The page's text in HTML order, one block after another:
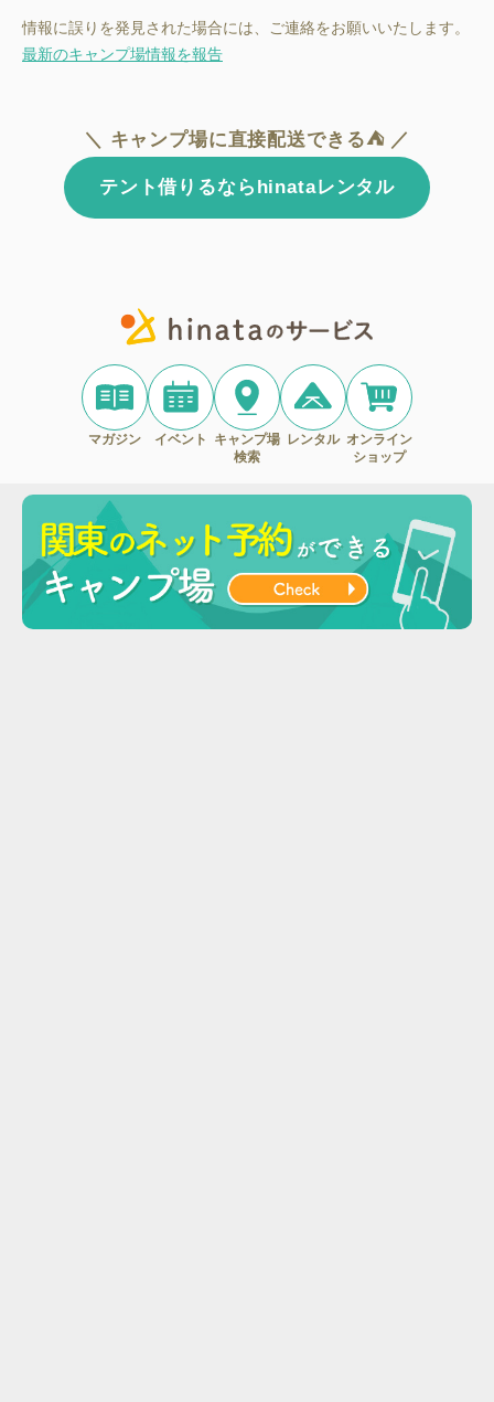
情報に誤りを発見された場合には、ご連絡をお願いいたします。
最新のキャンプ場情報を報告
＼ キャンプ場に直接配送できる⛺ ／
テント借りるならhinataレンタル
マガジン イベント
キャンプ場
検索
レンタル オンライン
ショップ